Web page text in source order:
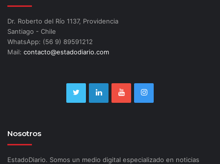
Dr. Roberto del Río 1137, Providencia
Santiago - Chile
WhatsApp: (56 9) 89591212
Mail: contacto@estadodiario.com
Nosotros
EstadoDiario. Somos un medio digital especializado en noticias